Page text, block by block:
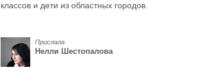
классов и дети из областных городов.
Прислала
Нелли Шестопалова